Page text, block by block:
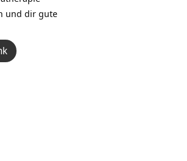
und dir gute